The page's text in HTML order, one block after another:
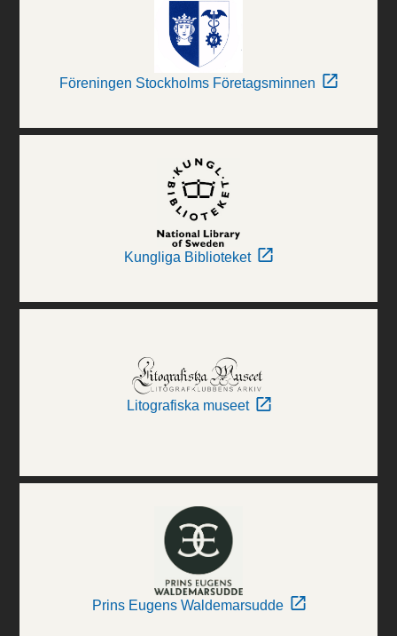
Föreningen Stockholms Företagsminnen
Kungliga Biblioteket
Litografiska museet
Prins Eugens Waldemarsudde